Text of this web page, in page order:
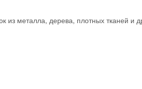
из металла, дерева, плотных тканей и